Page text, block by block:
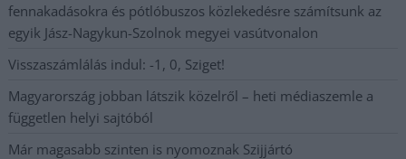
fennakadásokra és pótlóbuszos közlekedésre számítsunk az
egyik Jász-Nagykun-Szolnok megyei vasútvonalon
Visszaszámlálás indul: -1, 0, Sziget!
Magyarország jobban látszik közelről – heti médiaszemle a
független helyi sajtóból
Már magasabb szinten is nyomoznak Szijjártó